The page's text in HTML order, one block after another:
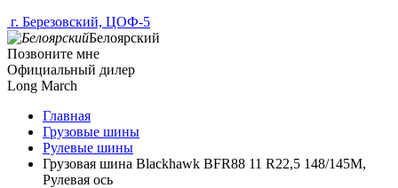
г. Березовский, ЦОФ-5
Белоярский
Позвоните мне
Официальный дилер
Long March
Главная
Грузовые шины
Рулевые шины
Грузовая шина Blackhawk BFR88 11 R22,5 148/145M,
Рулевая ось